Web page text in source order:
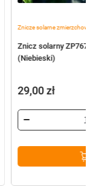
Znicze solarne zmierzchowe
Znicz solarny ZP767
(Niebieski)
29,00zł